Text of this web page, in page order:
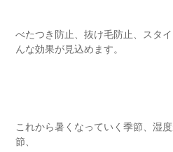
べたつき防止、抜け毛防止、スタ
んな効果が見込めます。
これから暑くなっていく季節、湿
節、